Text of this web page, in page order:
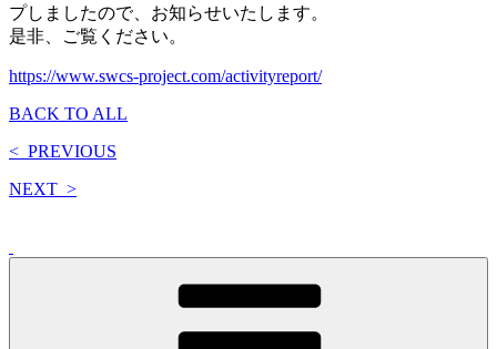
プしましたので、お知らせいたします。
是非、ご覧ください。
https://www.swcs-project.com/activityreport/
BACK TO ALL
< PREVIOUS
NEXT >